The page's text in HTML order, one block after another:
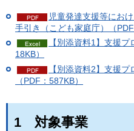
児童発達支援等にお
手引き（こども家庭庁）（PDF
【別添資料1】支援
18KB）
【別添資料2】支援
（PDF：587KB）
1 対象事業